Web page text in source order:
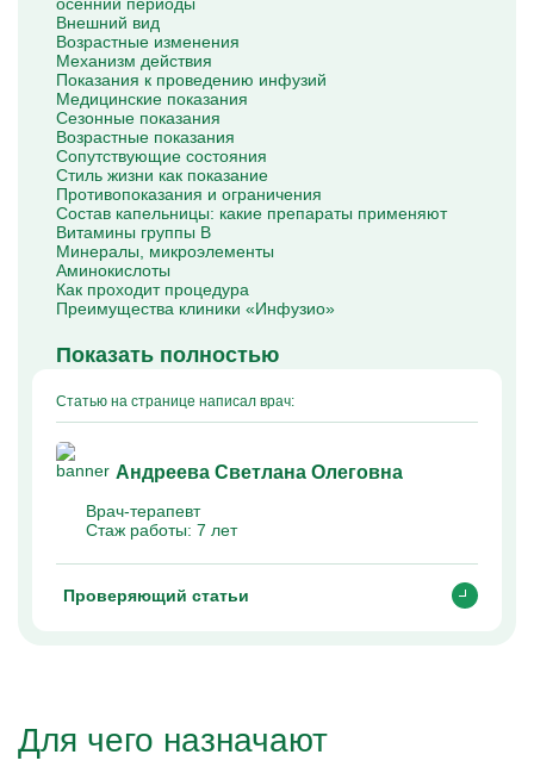
Капельницы Преднизолона
Цераксон капельница
Капельница Церебролизин
Капельница Мильгамма
Капельница Цефтриаксон
Капельница Ципрофлоксацин
Капельница Рингер
Внешний вид
Возрастные изменения
Механизм действия
Показания к проведению инфузий
Медицинские показания
Сезонные показания
Возрастные показания
Сопутствующие состояния
Стиль жизни как показание
Противопоказания и ограничения
Состав капельницы: какие препараты применяют
Витамины группы B
Минералы, микроэлементы
Аминокислоты
Как проходит процедура
Преимущества клиники «Инфузио»
Показать полностью
Статью на странице написал врач:
Андреева Светлана Олеговна
Врач-терапевт
Стаж работы: 7 лет
Проверяющий статьи
Для чего назначают